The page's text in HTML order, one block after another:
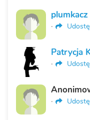
plumkacz
·
Patrycja
·
·